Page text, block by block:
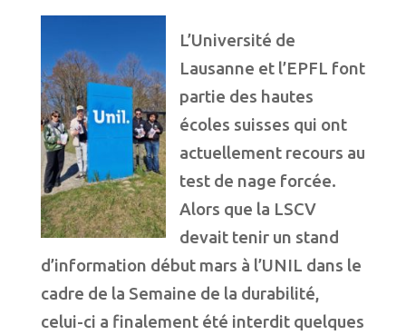
L’Université de
Lausanne et l’EPFL font
partie des hautes
écoles suisses qui ont
actuellement recours au
test de nage forcée.
Alors que la LSCV
devait tenir un stand
d’information début mars à l’UNIL dans le
cadre de la Semaine de la durabilité,
celui-ci a finalement été interdit quelques